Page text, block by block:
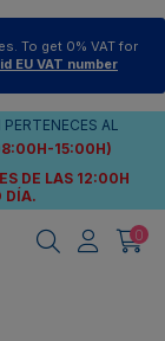
To get 0% VAT for
EU VAT number
PERTENECES AL
15:00H)
DE LAS 12:00H
DÍA.
0